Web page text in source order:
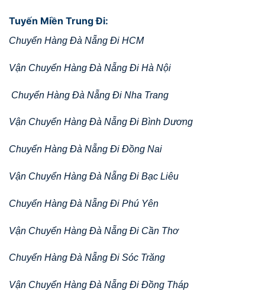
Tuyến Miền Trung Đi:
Chuyển Hàng Đà Nẵng Đi HCM
Vận Chuyển Hàng Đà Nẵng Đi Hà Nội
Chuyển Hàng Đà Nẵng Đi Nha Trang
Vận Chuyển Hàng Đà Nẵng Đi Bình Dương
Chuyển Hàng Đà Nẵng Đi Đồng Nai
Vận Chuyển Hàng Đà Nẵng Đi Bạc Liêu
Chuyển Hàng Đà Nẵng Đi Phú Yên
Vận Chuyển Hàng Đà Nẵng Đi Cần Thơ
Chuyển Hàng Đà Nẵng Đi Sóc Trăng
Vận Chuyển Hàng Đà Nẵng Đi Đồng Tháp